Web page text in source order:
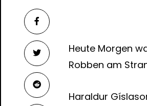
Heute Morgen
Robben am
Haraldur